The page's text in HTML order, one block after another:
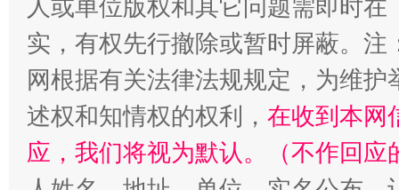
人或单位版权和其它问题需即时在
实，有权先行撤除或暂时屏蔽。
网根据有关法律法规规定，为维
述权和知情权的权利， 在收到本网
应，我们将视为默认。（不作回应